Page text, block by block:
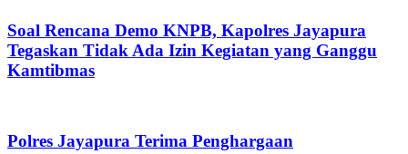
Soal Rencana Demo KNPB, Kapolres Jayapura
Tegaskan Tidak Ada Izin Kegiatan yang Ganggu
Kamtibmas
Polres Jayapura Terima Penghargaan